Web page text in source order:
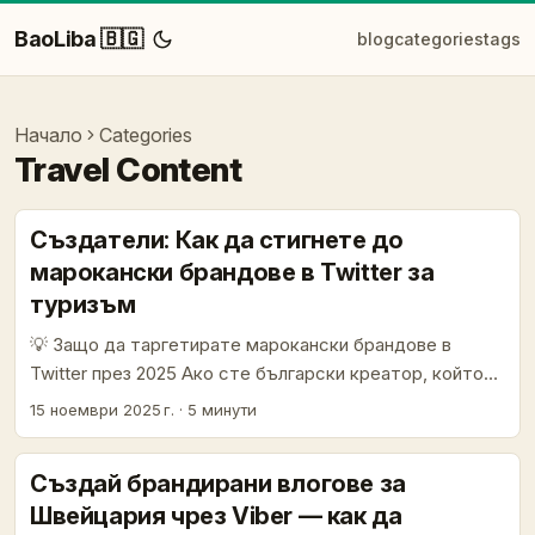
BaoLiba 🇧🇬 blogcategoriestags
Начало Categories
Travel Content
Създатели: Как да стигнете до
марокански брандове в Twitter за
туризъм
💡 Защо да таргетирате марокански брандове в
Twitter през 2025 Ако сте български креатор, който
иска да прави колаборации с туристически компании
tours), Twitter все още е подценен канал за фирмени
контакти, PR и бързи бизнес разговори. Туроператори
като Morocco Private Luxury Tours (Marrakech, Av Allal
15 ноември 2025 г. · 5 минути
Създай брандирани влогове за
Швейцария чрез Viber — как да